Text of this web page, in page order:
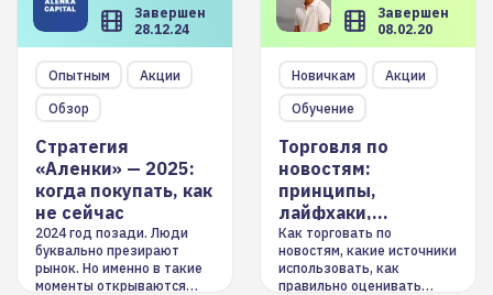
Завершен
28.12.24
Опытным
Акции
Обзор
Стратегия
«Аленки» — 2025:
когда покупать, как
не сейчас
2024 год позади. Люди
буквально презирают
рынок. Но именно в такие
моменты открываются
Завершен
08.02.20
Новичкам
Акции
Обучение
Торговля по
новостям:
принципы,
лайфхаки,
инструменты
Как торговать по
новостям, какие источники
использовать, как
правильно оценивать